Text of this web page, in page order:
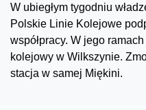
W ubiegłym tygodniu
Polskie Linie Kolejowe
współpracy. W jego
kolejowy w Wilkszynie.
stacja w samej Miękini.